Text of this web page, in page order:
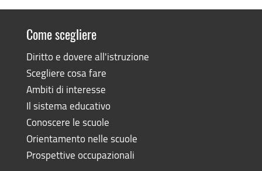
Come scegliere
Diritto e dovere all'istruzione
Scegliere cosa fare
Ambiti di interesse
Il sistema educativo
Conoscere le scuole
Orientamento nelle scuole
Prospettive occupazionali